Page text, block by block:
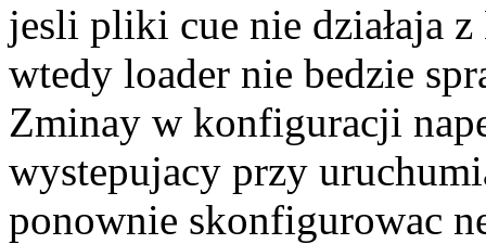
jesli pliki cue nie działaja
wtedy loader nie bedzie
Zminay w konfiguracji
wystepujacy przy
ponownie skonfigurowac